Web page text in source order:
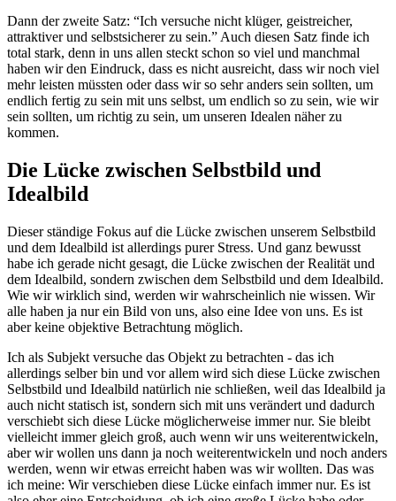
Dann der zweite Satz: “Ich versuche nicht klüger, geistreicher,
attraktiver und selbstsicherer zu sein.” Auch diesen Satz finde ich
total stark, denn in uns allen steckt schon so viel und manchmal
haben wir den Eindruck, dass es nicht ausreicht, dass wir noch viel
mehr leisten müssten oder dass wir so sehr anders sein sollten, um
endlich fertig zu sein mit uns selbst, um endlich so zu sein, wie wir
sein sollten, um richtig zu sein, um unseren Idealen näher zu
kommen.
Die Lücke zwischen Selbstbild und
Idealbild
Dieser ständige Fokus auf die Lücke zwischen unserem Selbstbild
und dem Idealbild ist allerdings purer Stress. Und ganz bewusst
habe ich gerade nicht gesagt, die Lücke zwischen der Realität und
dem Idealbild, sondern zwischen dem Selbstbild und dem Idealbild.
Wie wir wirklich sind, werden wir wahrscheinlich nie wissen. Wir
alle haben ja nur ein Bild von uns, also eine Idee von uns. Es ist
aber keine objektive Betrachtung möglich.
Ich als Subjekt versuche das Objekt zu betrachten - das ich
allerdings selber bin und vor allem wird sich diese Lücke zwischen
Selbstbild und Idealbild natürlich nie schließen, weil das Idealbild ja
auch nicht statisch ist, sondern sich mit uns verändert und dadurch
verschiebt sich diese Lücke möglicherweise immer nur. Sie bleibt
vielleicht immer gleich groß, auch wenn wir uns weiterentwickeln,
aber wir wollen uns dann ja noch weiterentwickeln und noch anders
werden, wenn wir etwas erreicht haben was wir wollten. Das was
ich meine: Wir verschieben diese Lücke einfach immer nur. Es ist